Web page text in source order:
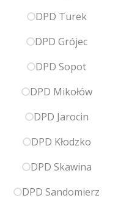
DPD Turek
DPD Grójec
DPD Sopot
DPD Mikołów
DPD Jarocin
DPD Kłodzko
DPD Skawina
DPD Sandomierz